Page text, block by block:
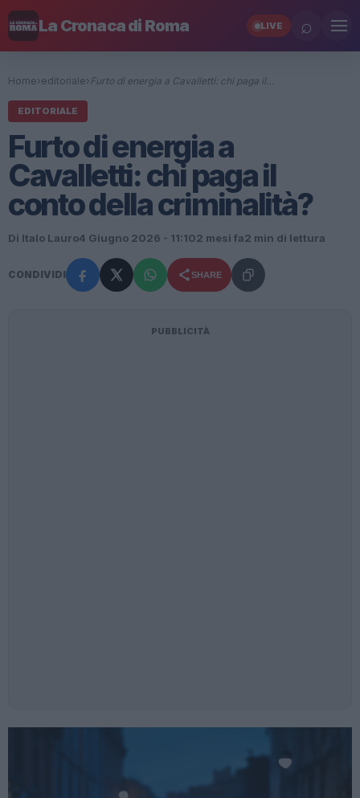
La Cronaca di Roma LIVE ⌕
Home› editoriale› Furto di energia a Cavalletti: chi paga il…
EDITORIALE
Furto di energia a
Cavalletti: chi paga il
conto della criminalità?
Di Italo Lauro4 Giugno 2026 - 11:102 mesi fa2 min di lettura
CONDIVIDI SHARE
PUBBLICITÀ